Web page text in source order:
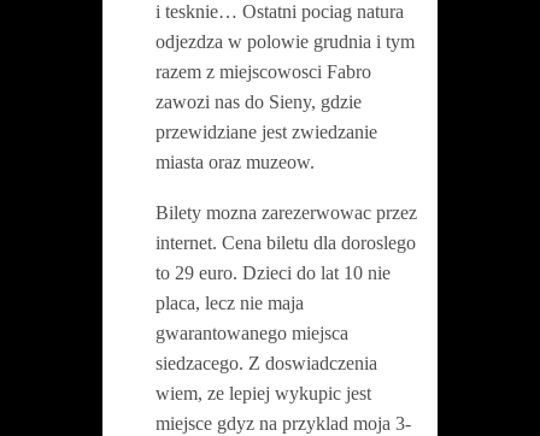
i tesknie… Ostatni pociag natura
odjezdza w polowie grudnia i tym
razem z miejscowosci Fabro
zawozi nas do Sieny, gdzie
przewidziane jest zwiedzanie
miasta oraz muzeow.
Bilety mozna zarezerwowac przez
internet. Cena biletu dla doroslego
to 29 euro. Dzieci do lat 10 nie
placa, lecz nie maja
gwarantowanego miejsca
siedzacego. Z doswiadczenia
wiem, ze lepiej wykupic jest
miejsce gdyz na przyklad moja 3-